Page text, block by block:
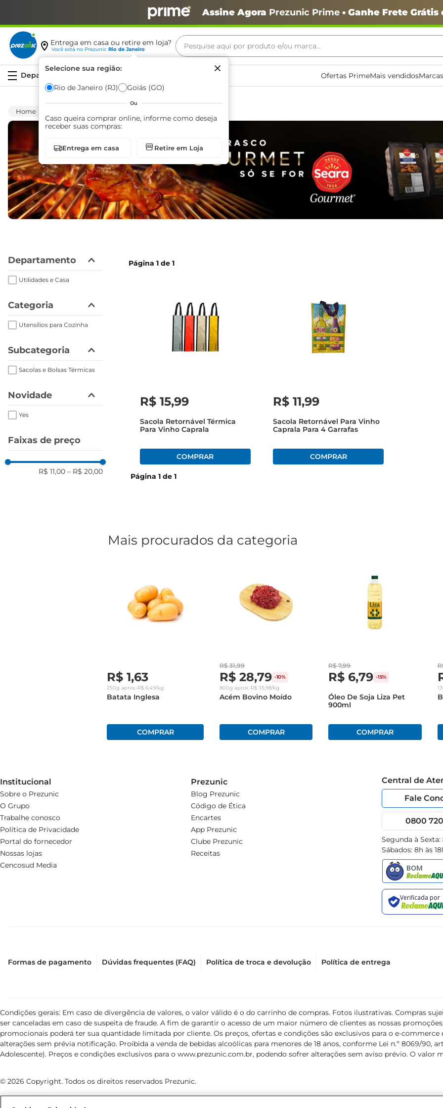
Assine Agora Prezunic Prime• Ganhe Frete Grátis
Entrega em casa ou retire em loja?
Você está no Prezunic Rio de Janeiro
Selecione sua região:
Rio de Janeiro (RJ) Goiás (GO)
Ou
Caso queira comprar online, informe como deseja
receber suas compras:
Entrega em casa Retire em Loja
Pesquise aqui por produto e/ou marca...
Ofertas PrimeMais vendidos
Departamento
Utilidades e Casa
Categoria
Utensílios para Cozinha
Subcategoria
Sacolas e Bolsas Térmicas
Novidade
Yes
Faixas de preço
R$ 11,00 – R$ 20,00
Página 1 de 1
R$ 15,99
Sacola Retornável Térmica
Para Vinho Caprala
R$ 11,99
Sacola Retornável Para Vinho
Caprala Para 4 Garrafas
Página 1 de 1
Mais procurados da categoria
R$ 1,63
250g aprox.•R$ 6,49/kg
Batata Inglesa
R$ 31,99
R$ 28,79 -10%
800g aprox.•R$ 35,98/kg
Acém Bovino Moído
R$ 7,99
R$ 6,79 -15%
Óleo De Soja Liza Pet
900ml
Institucional
Sobre o Prezunic
O Grupo
Trabalhe conosco
Política de Privacidade
Portal do fornecedor
Nossas lojas
Cencosud Media
Prezunic
Blog Prezunic
Código de Ética
Encartes
App Prezunic
Clube Prezunic
Receitas
Central de
Fale
0800 720
Segunda à
Sábados: 8h às
Formas de pagamento Dúvidas frequentes (FAQ) Política de troca e devolução Política de entrega
Condições gerais: Em caso de divergência de valores, o valor válido é o do carrinho de compras. Fotos ilustrativas. Compras
ser canceladas em caso de suspeita de fraude. A fim de garantir o acesso de um maior número de clientes as nossas
promocionais poderá ter sua quantidade limitada por cliente. Os preços, ofertas e condições são exclusivos para o e-
alterações sem prévia notificação. Proibida a venda de bebidas alcoólicas para menores de 18 anos, conforme Lei n.º 8069/90,
Adolescente). Preços e condições exclusivos para o www.prezunic.com.br, podendo sofrer alterações sem aviso prévio. O valor
© 2026 Copyright. Todos os direitos reservados Prezunic.
Termos mais buscados
café
biscoito
arroz
iogurte
papel higiênico